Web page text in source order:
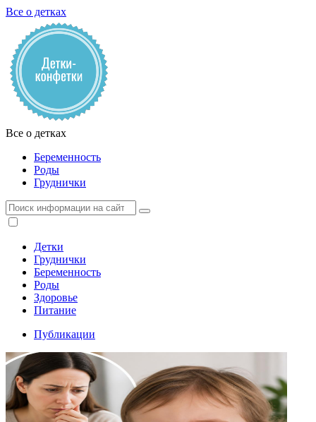
Все о детках
Все о детках
Беременность
Роды
Груднички
Детки
Груднички
Беременность
Роды
Здоровье
Питание
Публикации